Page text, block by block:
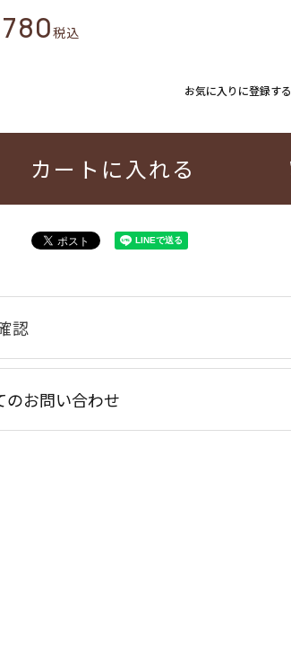
税込
お気に入りに登録する
カートに入れる
のお問い合わせ